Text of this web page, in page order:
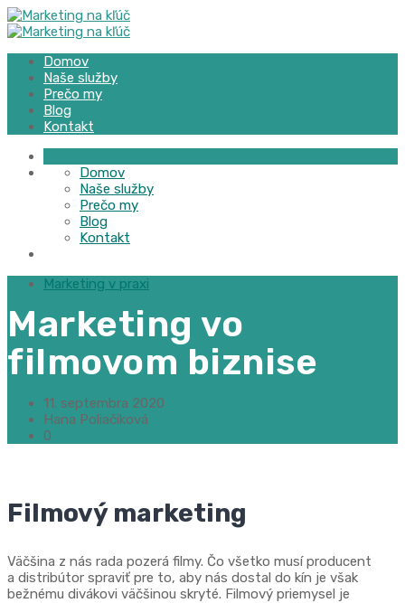
Domov
Naše služby
Prečo my
Blog
Kontakt
Domov
Naše služby
Prečo my
Blog
Kontakt
Marketing v praxi
Marketing vo
filmovom biznise
11. septembra 2020
Hana Poliačiková
0
Filmový marketing
Väčšina z nás rada pozerá filmy. Čo všetko musí producent
a distribútor spraviť pre to, aby nás dostal do kín je však
bežnému divákovi väčšinou skryté. Filmový priemysel je